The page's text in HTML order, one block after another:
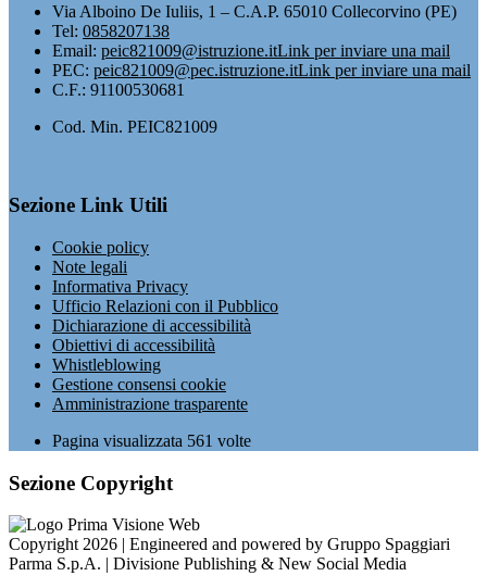
Via Alboino De Iuliis, 1 – C.A.P. 65010 Collecorvino (PE)
Tel: 0858207138
Email: peic821009@istruzione.itLink per inviare una mail
PEC: peic821009@pec.istruzione.itLink per inviare una mail
C.F.: 91100530681
Cod. Min. PEIC821009
Sezione Link Utili
Cookie policy
Note legali
Informativa Privacy
Ufficio Relazioni con il Pubblico
Dichiarazione di accessibilità
Obiettivi di accessibilità
Whistleblowing
Gestione consensi cookie
Amministrazione trasparente
Pagina visualizzata 561 volte
Sezione Copyright
Copyright 2026 | Engineered and powered by Gruppo Spaggiari
Parma S.p.A. | Divisione Publishing & New Social Media